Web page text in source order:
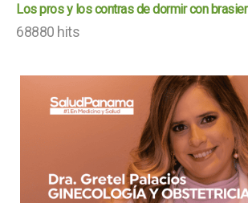
Los pros y los contras de dormir con brasier
68880 hits